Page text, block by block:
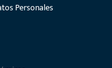
Personales